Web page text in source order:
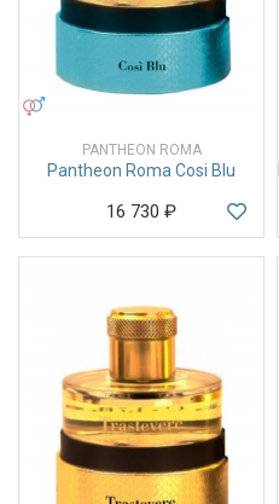
PANTHEON ROMA
Pantheon Roma Cosi Blu
16 730 ₽